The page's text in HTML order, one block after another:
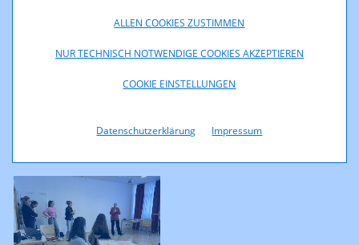
ALLEN COOKIES ZUSTIMMEN
NUR TECHNISCH NOTWENDIGE COOKIES AKZEPTIEREN
COOKIE EINSTELLUNGEN
Datenschutzerklärung Impressum
© iStock.com/ipopba